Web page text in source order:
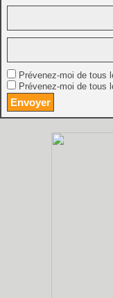
Prévenez-moi de tous
Prévenez-moi de tous